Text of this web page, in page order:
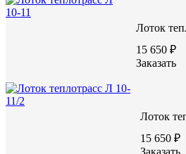
Лоток
15 650 ₽
Заказать
Лоток
15 650 ₽